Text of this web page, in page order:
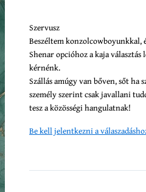
Szervusz
Beszéltem konzolcowboyunkkal,
Shenar opcióhoz a kaja
kérnénk.
Szállás amúgy van bőven, sőt ha
személy szerint csak javallani
tesz a közösségi hangulatnak!
Be kell jelentkezni a